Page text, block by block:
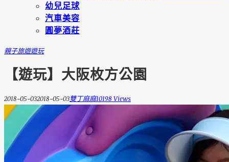
幼兒足球
汽車美容
圓夢酒莊
親子旅遊遊玩
【遊玩】大阪枚方公園
2018-05-032018-05-03雙丁麻麻10198 Views